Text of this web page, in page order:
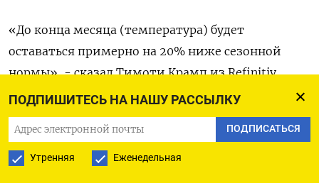
ПОДПИШИТЕСЬ НА НАШУ РАССЫЛКУ
ПОДПИСАТЬСЯ
Утренняя Еженедельная
«До конца месяца (температура) будет
оставаться примерно на 20% ниже сезонной
нормы», - сказал Тимоти Крамп из Refinitiv.
При этом по-прежнему сохраняется
неопределенность с отгрузкой сжиженного
природного газа из Франции из-за протестов